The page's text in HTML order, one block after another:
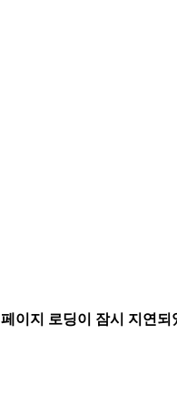
페이지 로딩이 잠시 지연